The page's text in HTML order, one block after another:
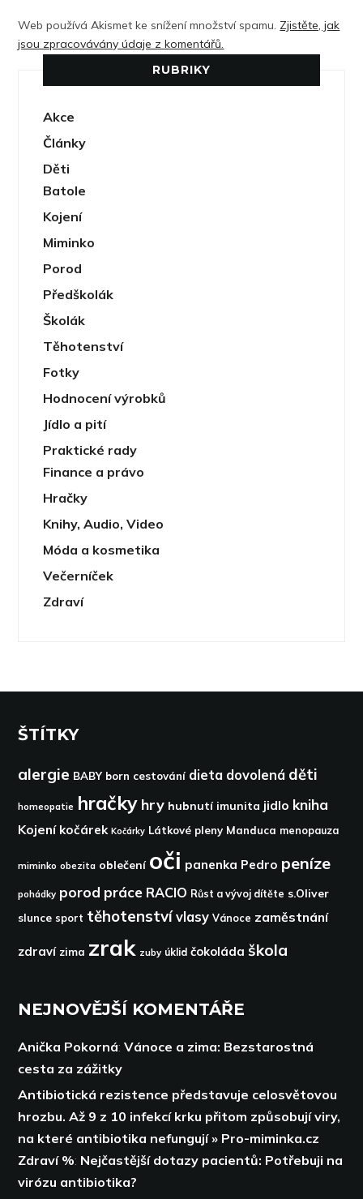
Web používá Akismet ke snížení množství spamu. Zjistěte, jak
jsou zpracovávány údaje z komentářů.
RUBRIKY
Akce
Články
Děti
Batole
Kojení
Miminko
Porod
Předškolák
Školák
Těhotenství
Fotky
Hodnocení výrobků
Jídlo a pití
Praktické rady
Finance a právo
Hračky
Knihy, Audio, Video
Móda a kosmetika
Večerníček
Zdraví
ŠTÍTKY
alergie BABY born cestování dieta dovolená děti
homeopatie hračky hry hubnutí imunita jidlo kniha
Kojení kočárek Kočárky Látkové pleny Manduca menopauza
miminko obezita oblečení oči panenka Pedro peníze
pohádky porod práce RACIO Růst a vývoj dítěte s.Oliver
slunce sport těhotenství vlasy Vánoce zaměstnání
zdraví zima zrak zuby úklid čokoláda škola
NEJNOVĚJŠÍ KOMENTÁŘE
Anička Pokorná:Vánoce a zima: Bezstarostná
cesta za zážitky
Antibiotická rezistence představuje celosvětovou
hrozbu. Až 9 z 10 infekcí krku přitom způsobují viry,
na které antibiotika nefungují » Pro-miminka.cz
Zdraví %: Nejčastější dotazy pacientů: Potřebuji na
virózu antibiotika?